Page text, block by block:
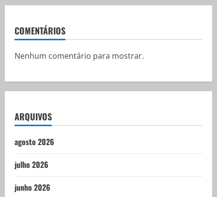
COMENTÁRIOS
Nenhum comentário para mostrar.
ARQUIVOS
agosto 2026
julho 2026
junho 2026